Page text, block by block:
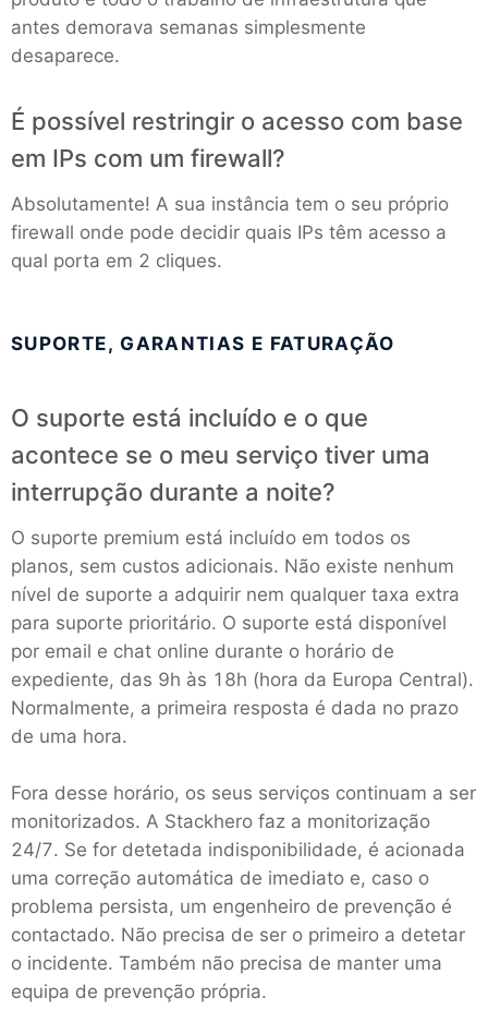
RethinkDB
TimescaleDB
Valkey
antes demorava semanas simplesmente
desaparece.
É possível restringir o acesso com base
em IPs com um firewall?
Absolutamente! A sua instância tem o seu próprio
firewall onde pode decidir quais IPs têm acesso a
qual porta em 2 cliques.
SUPORTE, GARANTIAS E FATURAÇÃO
O suporte está incluído e o que
acontece se o meu serviço tiver uma
interrupção durante a noite?
O suporte premium está incluído em todos os
planos, sem custos adicionais. Não existe nenhum
nível de suporte a adquirir nem qualquer taxa extra
para suporte prioritário. O suporte está disponível
por email e chat online durante o horário de
expediente, das 9h às 18h (hora da Europa Central).
Normalmente, a primeira resposta é dada no prazo
de uma hora.
Fora desse horário, os seus serviços continuam a ser
monitorizados. A Stackhero faz a monitorização
24/7. Se for detetada indisponibilidade, é acionada
uma correção automática de imediato e, caso o
problema persista, um engenheiro de prevenção é
contactado. Não precisa de ser o primeiro a detetar
o incidente. Também não precisa de manter uma
equipa de prevenção própria.